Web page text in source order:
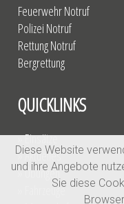
Feuerwehr Notruf
Polizei Notruf
Rettung Notruf
Bergrettung
QUICKLINKS
» Einsätze
» Aktuelles
» Übungen
» Fahrzeuge
Diese Website
und ihre Angebote
Sie diese